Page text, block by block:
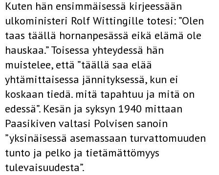
Kuten hän ensimmäisessä kirjeessään
ulkoministeri Rolf Wittingille totesi: ”Olen
taas täällä hornanpesässä eikä elämä ole
hauskaa.” Toisessa yhteydessä hän
muistelee, että ”täällä saa elää
yhtämittaisessa jännityksessä, kun ei
koskaan tiedä. mitä tapahtuu ja mitä on
edessä”. Kesän ja syksyn 1940 mittaan
Paasikiven valtasi Polvisen sanoin
”yksinäisessä asemassaan turvattomuuden
tunto ja pelko ja tietämättömyys
tulevaisuudesta”.